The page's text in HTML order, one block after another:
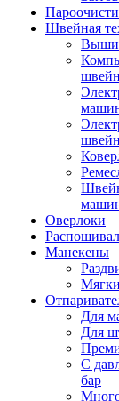
Швейная
Оверлоки
Манекены
Для
Для
С
бар